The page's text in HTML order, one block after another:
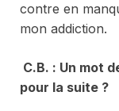
contre en
mon addiction.
C.B. : Un mot
pour la suite ?